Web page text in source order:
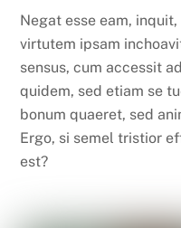
Negat esse eam,
virtutem ipsam
sensus, cum accessit
quidem, sed etiam se
bonum quaeret, sed
Ergo, si semel tristior
est?